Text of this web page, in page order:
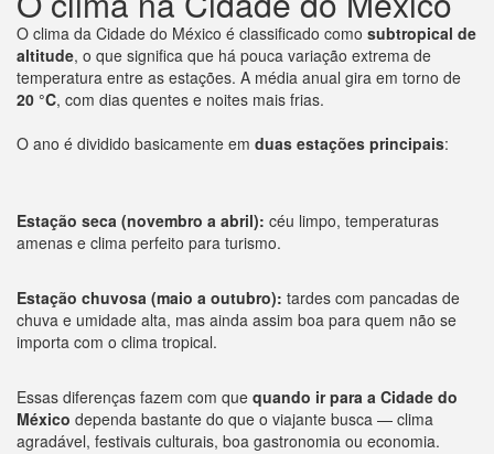
O clima da Cidade do México é classificado como subtropical de
altitude, o que significa que há pouca variação extrema de
temperatura entre as estações. A média anual gira em torno de
20 °C, com dias quentes e noites mais frias.
O ano é dividido basicamente em duas estações principais:
Estação seca (novembro a abril): céu limpo, temperaturas
amenas e clima perfeito para turismo.
Estação chuvosa (maio a outubro): tardes com pancadas de
chuva e umidade alta, mas ainda assim boa para quem não se
importa com o clima tropical.
Essas diferenças fazem com que quando ir para a Cidade do
México dependa bastante do que o viajante busca — clima
agradável, festivais culturais, boa gastronomia ou economia.